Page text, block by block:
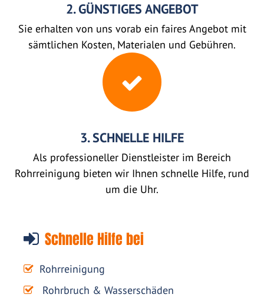
2. GÜNSTIGES ANGEBOT
Sie erhalten von uns vorab ein faires Angebot mit
sämtlichen Kosten, Materialen und Gebühren.
3. SCHNELLE HILFE
Als professioneller Dienstleister im Bereich
Rohrreinigung bieten wir Ihnen schnelle Hilfe, rund
um die Uhr.
Schnelle Hilfe bei
Rohrreinigung
Rohrbruch & Wasserschäden